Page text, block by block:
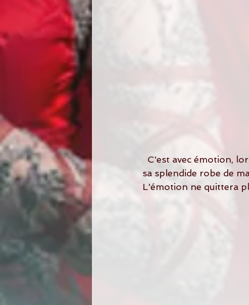
C'est avec émotion,
sa splendide robe de
L'émotion ne quittera